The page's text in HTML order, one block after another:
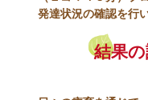
発達状況の確認を行
結果